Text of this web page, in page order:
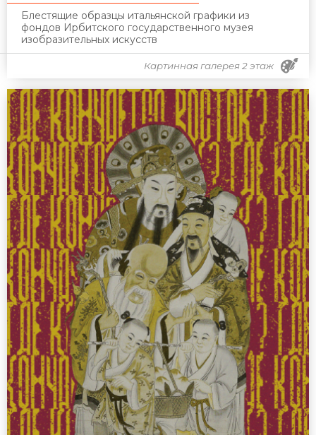
Блестящие образцы итальянской графики из
фондов Ирбитского государственного музея
изобразительных искусств
Картинная галерея 2 этаж